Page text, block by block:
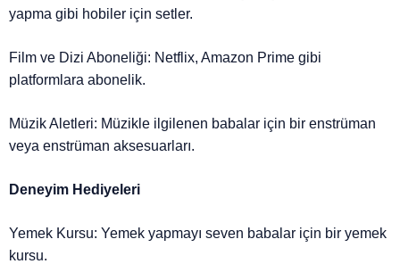
yapma gibi hobiler için setler.
Film ve Dizi Aboneliği: Netflix, Amazon Prime gibi
platformlara abonelik.
Müzik Aletleri: Müzikle ilgilenen babalar için bir enstrüman
veya enstrüman aksesuarları.
Deneyim Hediyeleri
Yemek Kursu: Yemek yapmayı seven babalar için bir yemek
kursu.